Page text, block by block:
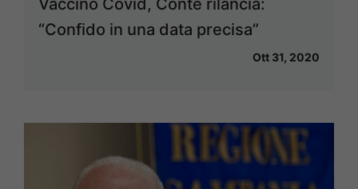
Vaccino Covid, Conte rilancia:
“Confido in una data precisa”
Ott 31, 2020